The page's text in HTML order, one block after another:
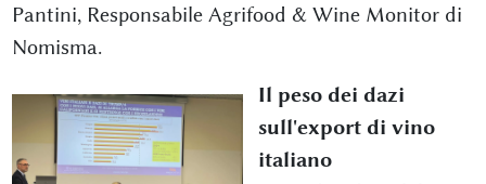
Pantini, Responsabile Agrifood & Wine Monitor di
Nomisma.
Il peso dei dazi
sull'export di vino
italiano